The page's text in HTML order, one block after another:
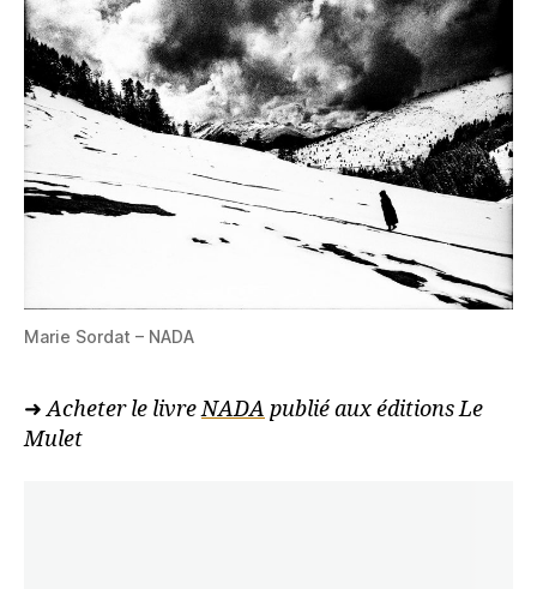
Marie Sordat – NADA
➜Acheter le livreNADA publié aux éditions Le
Mulet